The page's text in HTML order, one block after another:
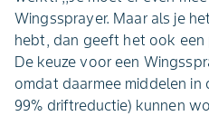
Wingssprayer. Maar als je
hebt, dan geeft het ook een
De keuze voor een
omdat daarmee middelen
99% driftreductie) kunnen